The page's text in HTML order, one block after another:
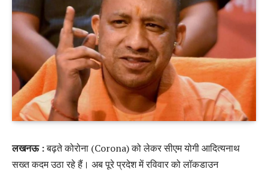
लखनऊ :बढ़ते कोरोना (Corona) को लेकर सीएम योगी आदित्यनाथ
सख्त कदम उठा रहे हैं। अब पूरे प्रदेश में रविवार को लॉकडाउन